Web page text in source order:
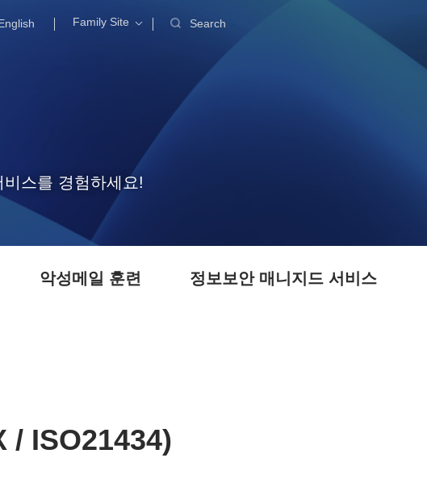
Family Site Search
스를 경험하세요!
악성메일 훈련 정보보안 매니지드 서비스
/ ISO21434)